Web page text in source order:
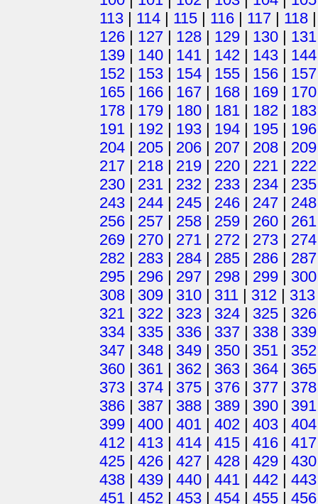
113 | 114 | 115 | 116 | 117 | 118
126 | 127 | 128 | 129 | 130 | 131
139 | 140 | 141 | 142 | 143 | 144
152 | 153 | 154 | 155 | 156 | 157
165 | 166 | 167 | 168 | 169 | 170
178 | 179 | 180 | 181 | 182 | 183
191 | 192 | 193 | 194 | 195 | 196
204 | 205 | 206 | 207 | 208 | 209
217 | 218 | 219 | 220 | 221 | 222
230 | 231 | 232 | 233 | 234 | 235
243 | 244 | 245 | 246 | 247 | 248
256 | 257 | 258 | 259 | 260 | 261
269 | 270 | 271 | 272 | 273 | 274
282 | 283 | 284 | 285 | 286 | 287
295 | 296 | 297 | 298 | 299 | 300
308 | 309 | 310 | 311 | 312 | 313
321 | 322 | 323 | 324 | 325 | 326
334 | 335 | 336 | 337 | 338 | 339
347 | 348 | 349 | 350 | 351 | 352
360 | 361 | 362 | 363 | 364 | 365
373 | 374 | 375 | 376 | 377 | 378
386 | 387 | 388 | 389 | 390 | 391
399 | 400 | 401 | 402 | 403 | 404
412 | 413 | 414 | 415 | 416 | 417
425 | 426 | 427 | 428 | 429 | 430
438 | 439 | 440 | 441 | 442 | 443
451 | 452 | 453 | 454 | 455 | 456